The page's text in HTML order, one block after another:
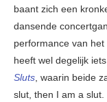
baant zich een
dansende
performance van
heeft wel degelijk
Sluts, waarin beide
slut, then I am a